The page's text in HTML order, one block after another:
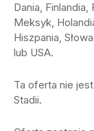
Dania, Finlandia,
Meksyk,
Hiszpania,
lub USA.
Ta oferta nie
Stadii.